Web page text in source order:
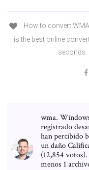
How to convert
is the best online
seconds.
wma.
registrado
han percibido
un daño
(12,854
menos 1